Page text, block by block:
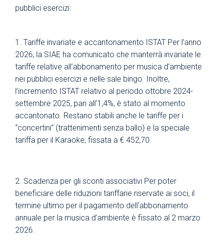
pubblici esercizi:
Tariffe invariate e accantonamento ISTAT Per l’anno
2026, la SIAE ha comunicato che manterrà invariate le
tariffe relative all’abbonamento per musica d’ambiente
nei pubblici esercizi e nelle sale bingo. Inoltre,
l’incremento ISTAT relativo al periodo ottobre 2024-
settembre 2025, pari all’1,4%, è stato al momento
accantonato. Restano stabili anche le tariffe per i
“concertini” (trattenimenti senza ballo) e la speciale
tariffa per il Karaoke, fissata a € 452,70.
Scadenza per gli sconti associativi Per poter
beneficiare delle riduzioni tariffarie riservate ai soci, il
termine ultimo per il pagamento dell’abbonamento
annuale per la musica d’ambiente è fissato al 2 marzo
2026.